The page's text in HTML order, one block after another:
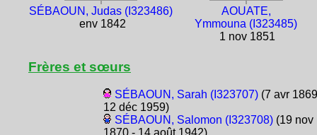
SÉBAOUN, Judas (I323486)
env 1842
AOUATE,
Ymmouna (I323485)
1 nov 1851
Frères et sœurs
SÉBAOUN, Sarah (I323707)(7 avr
12 déc 1959)
SÉBAOUN, Salomon (I323708)(19 nov